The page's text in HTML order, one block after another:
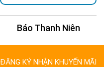
Báo Kinh Tế Châu Á
ĐĂNG KÝ NHẬN KHUYẾN MÃI